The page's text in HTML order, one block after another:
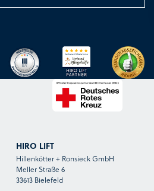
HIRO LIFT
Hillenkötter + Ronsieck GmbH
Meller Straße 6
33613 Bielefeld